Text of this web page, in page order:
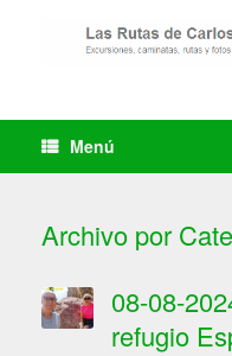
Menú
Archivo por
08-08-
refugio